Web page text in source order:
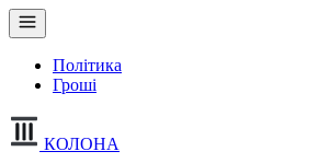
Політика
Гроші
КОЛОНА